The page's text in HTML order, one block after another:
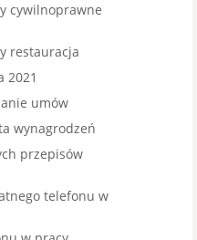
cywilnoprawne
restauracja
2021
umów
wynagrodzeń
przepisów
telefonu w